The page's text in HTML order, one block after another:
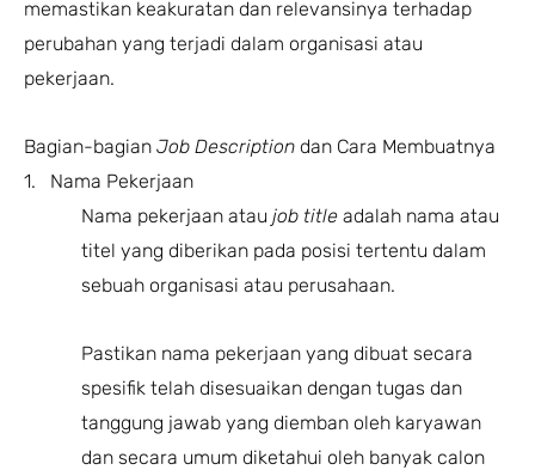
memastikan keakuratan dan relevansinya terhadap
perubahan yang terjadi dalam organisasi atau
pekerjaan.
Bagian-bagian Job Description dan Cara Membuatnya
1. Nama Pekerjaan
Nama pekerjaan atau job title adalah nama atau
titel yang diberikan pada posisi tertentu dalam
sebuah organisasi atau perusahaan.
Pastikan nama pekerjaan yang dibuat secara
spesifik telah disesuaikan dengan tugas dan
tanggung jawab yang diemban oleh karyawan
dan secara umum diketahui oleh banyak calon